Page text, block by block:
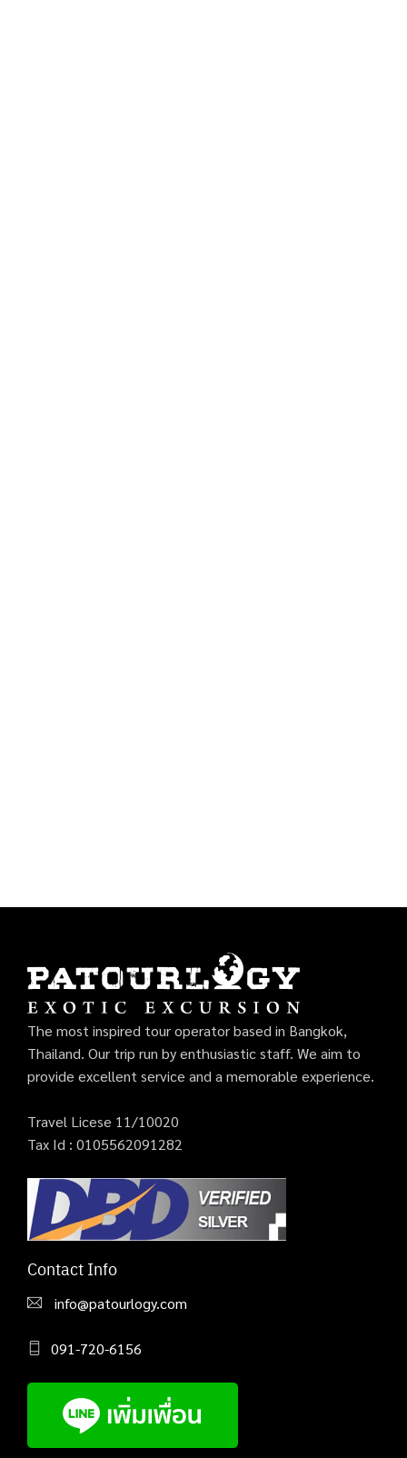
The most inspired tour operator based in Bangkok,
Thailand. Our trip run by enthusiastic staff. We aim to
provide excellent service and a memorable experience.
Travel Licese 11/10020
Tax Id : 0105562091282
Contact Info
info@patourlogy.com
091-720-6156